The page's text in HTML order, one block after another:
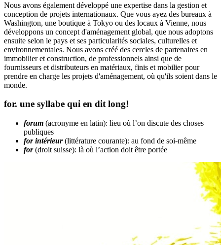
Nous avons également développé une expertise dans la gestion et
conception de projets internationaux. Que vous ayez des bureaux à
Washington, une boutique à Tokyo ou des locaux à Vienne, nous
développons un concept d'aménagement global, que nous adoptons
ensuite selon le pays et ses particularités sociales, culturelles et
environnementales. Nous avons créé des cercles de partenaires en
immobilier et construction, de professionnels ainsi que de
fournisseurs et distributeurs en matériaux, finis et mobilier pour
prendre en charge les projets d'aménagement, où qu'ils soient dans le
monde.
for. une syllabe qui en dit long!
forum (acronyme en latin): lieu où l’on discute des choses
publiques
for intérieur(littérature courante): au fond de soi-même
for(droit suisse): là où l’action doit être portée